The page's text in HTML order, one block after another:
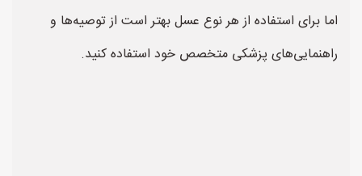
اما برای استفاده از هر نوع عسل بهتر است از توصیه‌ها و
راهنمایی‌های پزشکی متخصص خود استفاده کنید.